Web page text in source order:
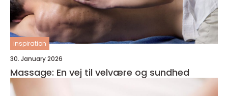
inspiration
30. January 2026
Massage: En vej til velvære og sundhed